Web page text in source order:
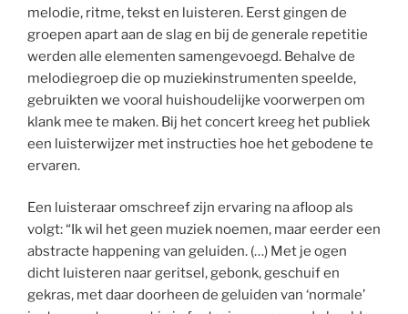
melodie, ritme, tekst en luisteren. Eerst gingen de
groepen apart aan de slag en bij de generale repetitie
werden alle elementen samengevoegd. Behalve de
melodiegroep die op muziekinstrumenten speelde,
gebruikten we vooral huishoudelijke voorwerpen om
klank mee te maken. Bij het concert kreeg het publiek
een luisterwijzer met instructies hoe het gebodene te
ervaren.
Een luisteraar omschreef zijn ervaring na afloop als
volgt: “Ik wil het geen muziek noemen, maar eerder een
abstracte happening van geluiden. (…) Met je ogen
dicht luisteren naar geritsel, gebonk, geschuif en
gekras, met daar doorheen de geluiden van ‘normale’